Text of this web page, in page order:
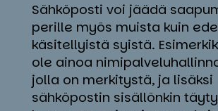
Sähköposti voi jäädä
perille myös muista kuin
käsitellyistä syistä.
ole ainoa
jolla on merkitystä, ja lisäksi
sähköpostin sisällönkin